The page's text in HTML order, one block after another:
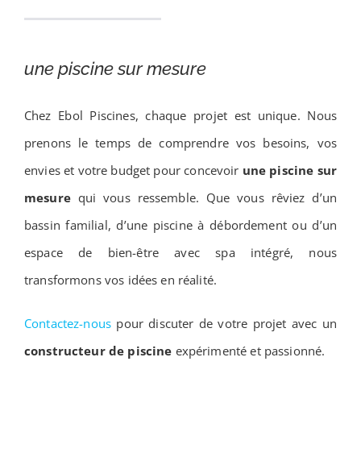
une piscine sur mesure
Chez Ebol Piscines, chaque projet est unique. Nous
prenons le temps de comprendre vos besoins, vos
envies et votre budget pour concevoir une piscine sur
mesurequi vous ressemble. Que vous rêviez d’un
bassin familial, d’une piscine à débordement ou d’un
espace de bien-être avec spa intégré, nous
transformons vos idées en réalité.
Contactez-nous pour discuter de votre projet avec un
constructeur de piscine expérimenté et passionné.